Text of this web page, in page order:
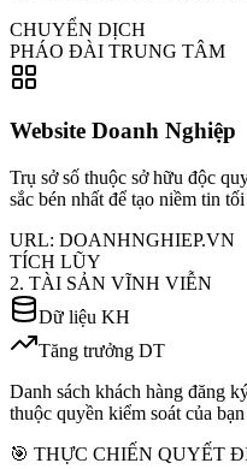
CHUYỂN DỊCH
PHÁO ĐÀI TRUNG TÂM
Website Doanh Nghiệp
Trụ sở số thuộc sở hữu độc
sắc bén nhất để tạo niềm tin tối
URL: DOANHNGHIEP.VN
TÍCH LŨY
2. TÀI SẢN VĨNH VIỄN
Dữ liệu KH
Tăng trưởng DT
Danh sách khách hàng đăng
thuộc quyền kiểm soát của
🎯 THỰC CHIẾN QUYẾT